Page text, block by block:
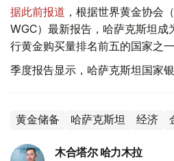
据此前报道 ，根据世界黄金协会
WGC）最新报告，哈萨克斯坦
行黄金购买量排名前五的国家之一
季度报告显示，哈萨克斯坦国家
黄金储备 哈萨克斯坦 经济
木合塔尔 哈力木拉